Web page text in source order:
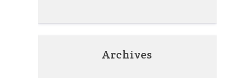
Archives